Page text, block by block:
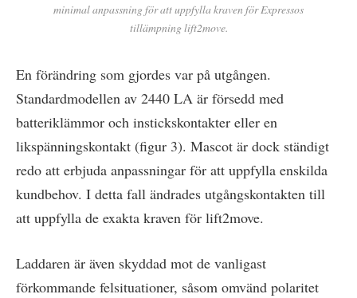
minimal anpassning för att uppfylla kraven för Expressos
tillämpning lift2move.
En förändring som gjordes var på utgången.
Standardmodellen av 2440 LA är försedd med
batteriklämmor och instickskontakter eller en
likspänningskontakt (figur 3). Mascot är dock ständigt
redo att erbjuda anpassningar för att uppfylla enskilda
kundbehov. I detta fall ändrades utgångskontakten till
att uppfylla de exakta kraven för lift2move.
Laddaren är även skyddad mot de vanligast
förkommande felsituationer, såsom omvänd polaritet